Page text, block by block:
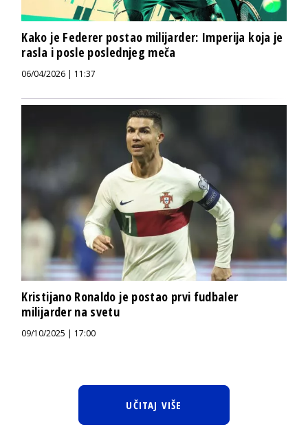
Kako je Federer postao milijarder: Imperija koja je
rasla i posle poslednjeg meča
06/04/2026 | 11:37
Kristijano Ronaldo je postao prvi fudbaler
milijarder na svetu
09/10/2025 | 17:00
UČITAJ VIŠE